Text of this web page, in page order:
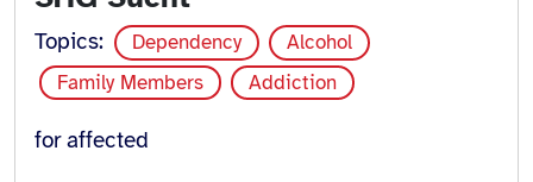
Topics: Dependency
Alcohol
Family Members
Addiction
for affected